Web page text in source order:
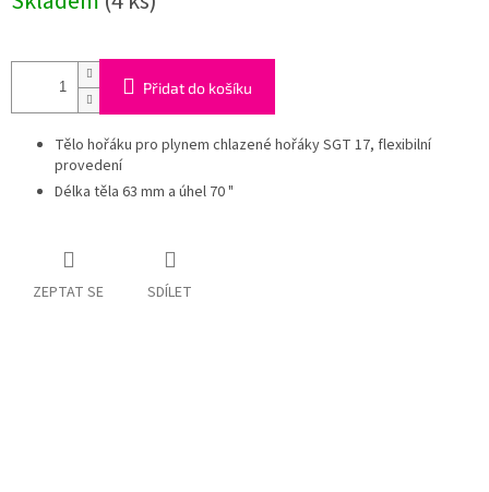
cena:
Přidat do košíku
Tělo hořáku pro plynem chlazené hořáky SGT 17, flexibilní
provedení
Délka těla 63 mm a úhel 70 "
ZEPTAT SE SDÍLET